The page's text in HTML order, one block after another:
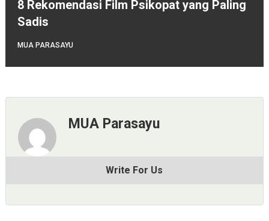
8 Rekomendasi Film Psikopat yang Paling
Sadis
MUA PARASAYU
MUA Parasayu
Write For Us